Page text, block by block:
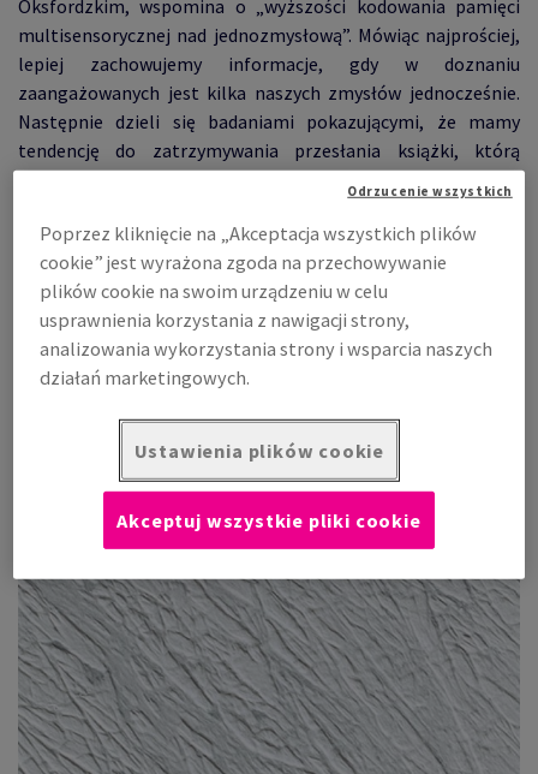
Oksfordzkim, wspomina o „wyższości kodowania pamięci
multisensorycznej nad jednozmysłową”. Mówiąc najprościej,
lepiej zachowujemy informacje, gdy w doznaniu
zaangażowanych jest kilka naszych zmysłów jednocześnie.
Następnie dzieli się badaniami pokazującymi, że mamy
tendencję do zatrzymywania przesłania książki, którą
proces.
Poprzez kliknięcie na „Akceptacja wszystkich plików
cookie” jest wyrażona zgoda na przechowywanie
plików cookie na swoim urządzeniu w celu
usprawnienia korzystania z nawigacji strony,
analizowania wykorzystania strony i wsparcia naszych
działań marketingowych.
Ustawienia plików cookie
Odrzucenie wszystkich
Akceptuj wszystkie pliki cookie